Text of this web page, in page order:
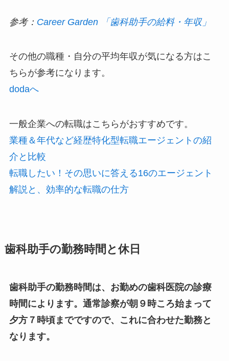
参考： Career Garden 「歯科助手の給料・年収」
その他の職種・自分の平均年収が気になる方はこ
ちらが参考になります。
dodaへ
一般企業への転職はこちらがおすすめです。
業種＆年代など経歴特化型転職エージェントの紹
介と比較
転職したい！その思いに答える16のエージェント
解説と、効率的な転職の仕方
歯科助手の勤務時間と休日
歯科助手の勤務時間は、お勤めの歯科医院の診療
時間によります。通常診察が朝９時ころ始まって
夕方７時頃までですので、これに合わせた勤務と
なります。